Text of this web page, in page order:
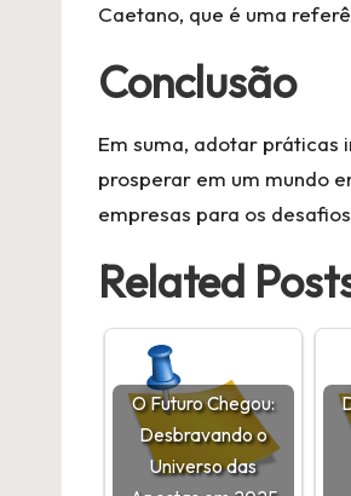
Caetano, que é uma
Conclusão
Em suma, adotar práticas
prosperar em um mundo
empresas para os
Related
O Futuro Chegou:
Desbravando o
Universo das